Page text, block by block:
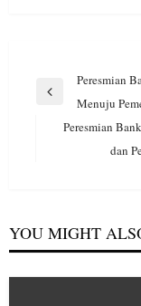
Navigasi
Previous
Peresmian
Menuju
Peresmian
dan
YOU MIGHT